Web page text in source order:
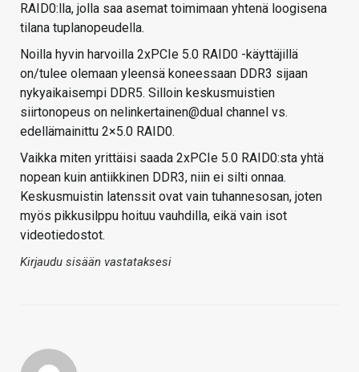
RAID0:lla, jolla saa asemat toimimaan yhtenä loogisena
tilana tuplanopeudella.
Noilla hyvin harvoilla 2xPCIe 5.0 RAID0 -käyttäjillä
on/tulee olemaan yleensä koneessaan DDR3 sijaan
nykyaikaisempi DDR5. Silloin keskusmuistien
siirtonopeus on nelinkertainen@dual channel vs.
edellämainittu 2×5.0 RAID0.
Vaikka miten yrittäisi saada 2xPCIe 5.0 RAID0:sta yhtä
nopean kuin antiikkinen DDR3, niin ei silti onnaa.
Keskusmuistin latenssit ovat vain tuhannesosan, joten
myös pikkusilppu hoituu vauhdilla, eikä vain isot
videotiedostot.
Kirjaudu sisään vastataksesi